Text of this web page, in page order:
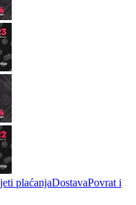
plaćanjaDostavaPovrat i